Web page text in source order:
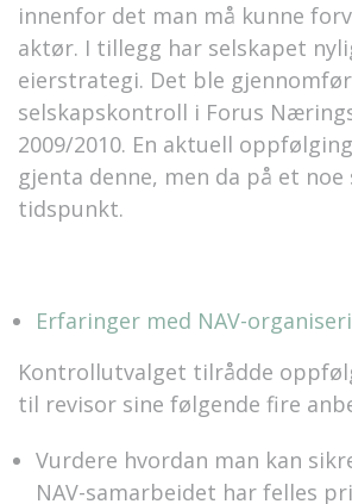
innenfor det man må kunne
aktør. I tillegg har selskapet
eierstrategi. Det ble
selskapskontroll i Forus
2009/2010. En aktuell
gjenta denne, men da på et noe
tidspunkt.
Erfaringer med NAV-
Kontrollutvalget tilrådde
til revisor sine følgende fire
Vurdere hvordan man kan
NAV-samarbeidet har felles